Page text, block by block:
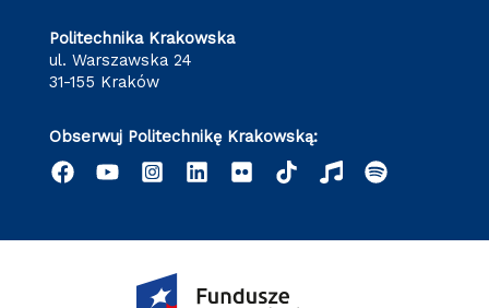
Politechnika Krakowska
ul. Warszawska 24
31-155 Kraków
Obserwuj Politechnikę Krakowską: